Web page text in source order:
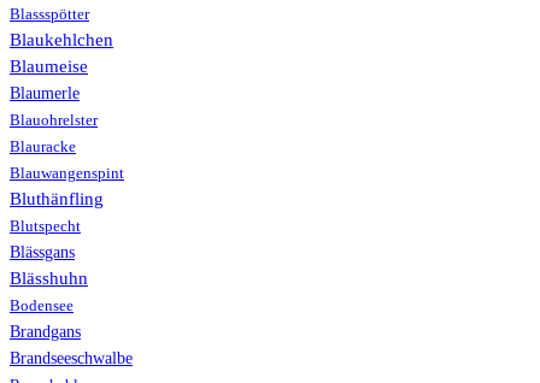
Blassspötter
Blaukehlchen
Blaumeise
Blaumerle
Blauohrelster
Blauracke
Blauwangenspint
Bluthänfling
Blutspecht
Blässgans
Blässhuhn
Bodensee
Brandgans
Brandseeschwalbe